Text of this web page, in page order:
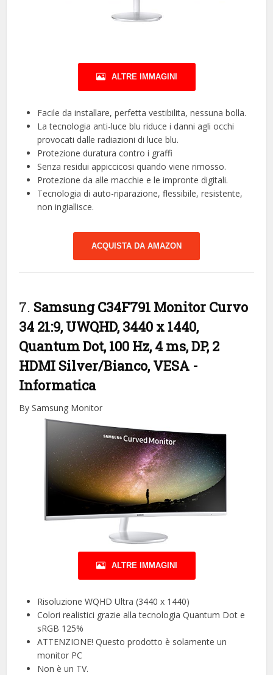
ALTRE IMMAGINI
Facile da installare, perfetta vestibilita, nessuna bolla.
La tecnologia anti-luce blu riduce i danni agli occhi
provocati dalle radiazioni di luce blu.
Protezione duratura contro i graffi
Senza residui appiccicosi quando viene rimosso.
Protezione da alle macchie e le impronte digitali.
Tecnologia di auto-riparazione, flessibile, resistente,
non ingiallisce.
ACQUISTA DA AMAZON
7. Samsung C34F791 Monitor Curvo
34 21:9, UWQHD, 3440 x 1440,
Quantum Dot, 100 Hz, 4 ms, DP, 2
HDMI Silver/Bianco, VESA -
Informatica
By Samsung Monitor
ALTRE IMMAGINI
Risoluzione WQHD Ultra (3440 x 1440)
Colori realistici grazie alla tecnologia Quantum Dot e
sRGB 125%
ATTENZIONE! Questo prodotto è solamente un
monitor PC
Non è un TV.